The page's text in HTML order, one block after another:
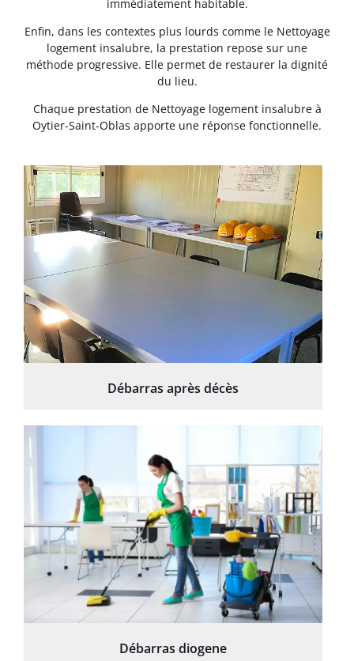
immédiatement habitable.
Enfin, dans les contextes plus lourds comme le Nettoyage
logement insalubre, la prestation repose sur une
méthode progressive. Elle permet de restaurer la dignité
du lieu.
Chaque prestation de Nettoyage logement insalubre à
Oytier-Saint-Oblas apporte une réponse fonctionnelle.
Débarras après décès
Débarras diogene